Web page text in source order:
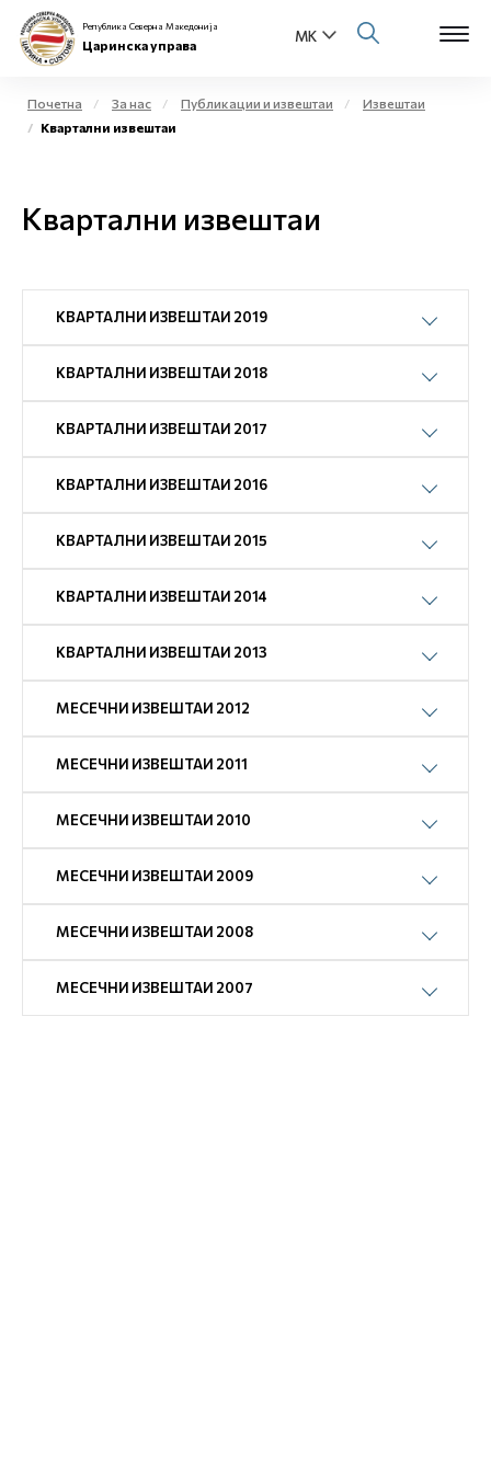
Физички лица
Е-Царина
Медиа центар
Контакт
Е-Весник
Република Северна Македонија
Царинска управа
Почетна За нас Публикации и извештаи
Извештаи
Квартални извештаи
Квартални извештаи
КВАРТАЛНИ ИЗВЕШТАИ 2019
КВАРТАЛНИ ИЗВЕШТАИ 2018
КВАРТАЛНИ ИЗВЕШТАИ 2017
КВАРТАЛНИ ИЗВЕШТАИ 2016
КВАРТАЛНИ ИЗВЕШТАИ 2015
КВАРТАЛНИ ИЗВЕШТАИ 2014
КВАРТАЛНИ ИЗВЕШТАИ 2013
МЕСЕЧНИ ИЗВЕШТАИ 2012
МЕСЕЧНИ ИЗВЕШТАИ 2011
МЕСЕЧНИ ИЗВЕШТАИ 2010
МЕСЕЧНИ ИЗВЕШТАИ 2009
МЕСЕЧНИ ИЗВЕШТАИ 2008
МЕСЕЧНИ ИЗВЕШТАИ 2007